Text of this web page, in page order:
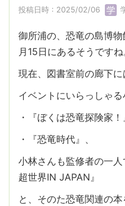
投稿日時 : 2025/02/06
御所浦の、恐竜の島博
月15日にあるそうですね
現在、図書室前の廊下に
イベントにいらっしゃ
・『ぼくは恐竜探険家！
・『恐竜時代』、
小林さんも監修者の一
超世界IN JAPAN』
と、そのた恐竜関連の本